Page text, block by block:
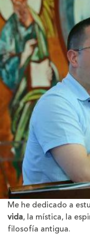
Me he dedicado a
vida, la mística, la
filosofía antigua.